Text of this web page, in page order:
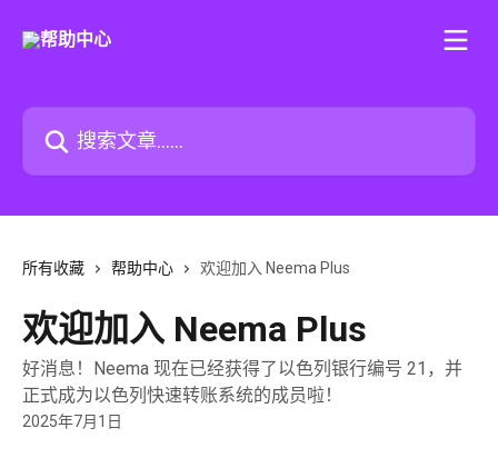
搜索文章……
所有收藏 帮助中心 欢迎加入 Neema Plus
欢迎加入 Neema Plus
好消息！Neema 现在已经获得了以色列银行编号 21，并
正式成为以色列快速转账系统的成员啦！
2025年7月1日